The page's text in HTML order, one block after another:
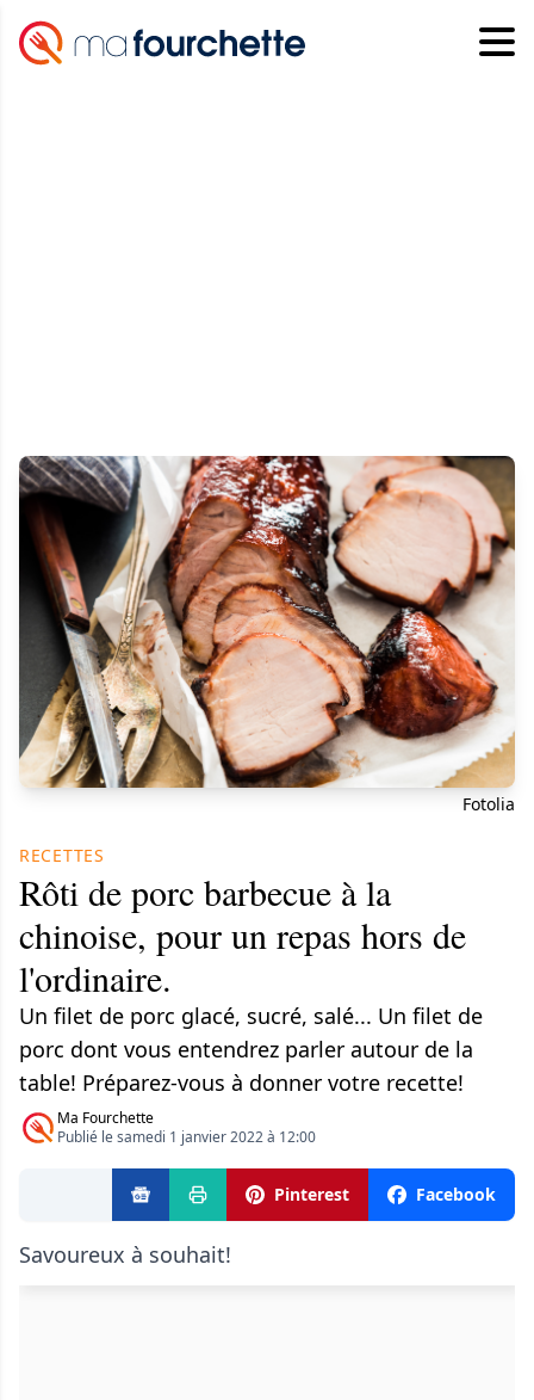
Fotolia
RECETTES
Rôti de porc barbecue à la
chinoise, pour un repas hors de
l'ordinaire.
Un filet de porc glacé, sucré, salé... Un filet de
porc dont vous entendrez parler autour de la
table! Préparez-vous à donner votre recette!
Ma Fourchette
Publié le samedi 1 janvier 2022 à 12:00
Pinterest Facebook
Savoureux à souhait!